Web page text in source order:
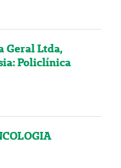
Geral Ltda,
Policlínica